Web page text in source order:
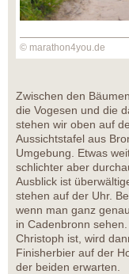
© marathon4you.de
Zwischen den
die Vogesen und die
stehen wir oben auf
Aussichtstafel aus
Umgebung. Etwas
schlichter aber
Ausblick ist
stehen auf der Uhr.
wenn man ganz
in Cadenbronn
Christoph ist, wird
Finisherbier auf der
der beiden erwarten.